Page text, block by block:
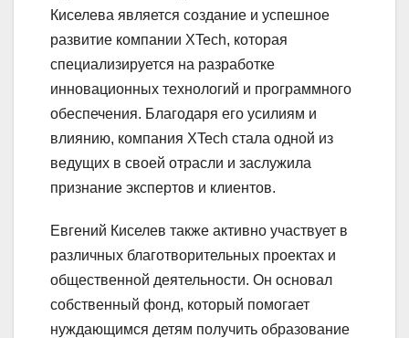
Киселева является создание и успешное
развитие компании XTech, которая
специализируется на разработке
инновационных технологий и программного
обеспечения. Благодаря его усилиям и
влиянию, компания XTech стала одной из
ведущих в своей отрасли и заслужила
признание экспертов и клиентов.
Евгений Киселев также активно участвует в
различных благотворительных проектах и
общественной деятельности. Он основал
собственный фонд, который помогает
нуждающимся детям получить образование